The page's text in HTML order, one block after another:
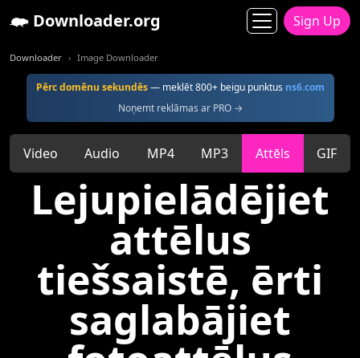
Downloader.org Sign Up
Downloader Image Downloader
Pērc domēnu sekundēs— meklēt 800+ beigu punktus ns6.com
Noņemt reklāmas ar PRO →
Video Audio MP4 MP3 Attēls GIF
Lejupielādējiet
attēlus
tiešsaistē, ērti
saglabājiet